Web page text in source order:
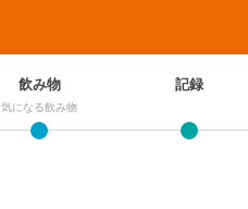
飲み物
気になる飲み物
記録